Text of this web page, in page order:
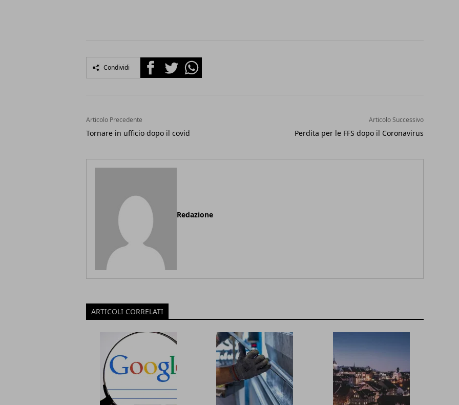
Condividi FacebookTwitterWhatsapp
Articolo Precedente
Tornare in ufficio dopo il covid
Articolo Successivo
Perdita per le FFS dopo il Coronavirus
Redazione
ARTICOLI CORRELATI